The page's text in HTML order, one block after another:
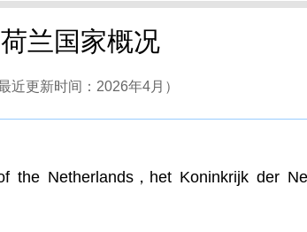
荷兰国家概况
最近更新时间：2026年4月）
the Netherlands，het Koninkrijk der